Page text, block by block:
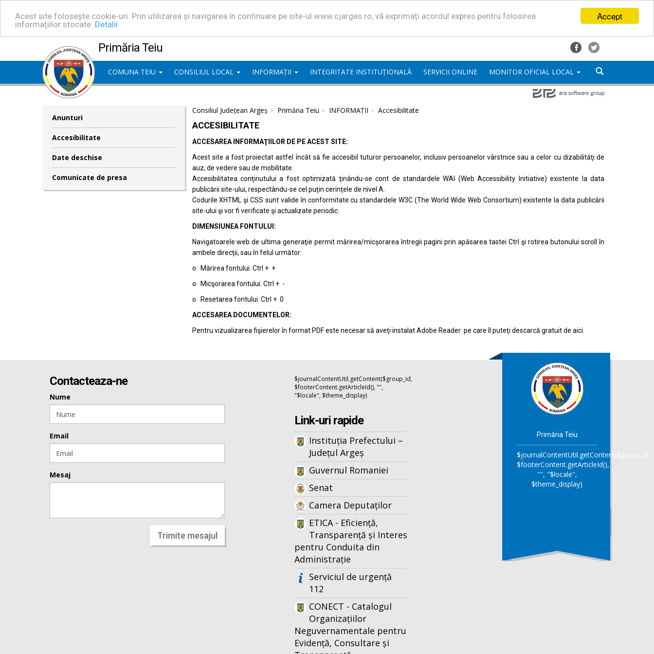
Accept
Acest site folosește cookie-uri. Prin utilizarea și navigarea în continuare pe site-ul www.cjarges.ro, vă exprimați acordul expres pentru folosirea
informațiilor stocate. Detalii
Primăria Teiu
COMUNA TEIU CONSILIUL LOCAL INFORMAȚII INTEGRITATE INSTITUȚIONALĂ SERVICII ONLINE MONITOR OFICIAL LOCAL
Anunturi
Accesibilitate
Date deschise
Comunicate de presa
Consiliul Județean Argeș Primăria Teiu INFORMAȚII Accesibilitate
ACCESIBILITATE
ACCESAREA INFORMAŢIILOR DE PE ACEST SITE:
Acest site a fost proiectat astfel încât să fie accesibil tuturor persoanelor, inclusiv persoanelor vârstnice sau a celor cu dizabilităţi de
auz, de vedere sau de mobilitate.
Accesibilitatea conţinutului a fost optimizată ţinându-se cont de standardeleWAI (Web Accessibility Initiative) existente la data
publicării site-ului, respectându-se cel puţin cerinţele de nivel A.
Codurile XHTML şi CSS sunt valide în conformitate cu standardeleW3C (The World Wide Web Consortium) existente la data publicării
site-ului şi vor fi verificate şi actualizate periodic.
DIMENSIUNEA FONTULUI:
Navigatoarele web de ultima generaţie permit mărirea/micşorarea întregii pagini prin apăsarea tastei Ctrl şi rotirea butonului scroll în
ambele direcţii, sau în felul următor:
o Mărirea fontului: Ctrl + +
o Micşorarea fontului: Ctrl + -
o Resetarea fontului: Ctrl + 0
ACCESAREA DOCUMENTELOR:
Pentru vizualizarea fişierelor în format PDF este necesar să aveţi instalat Adobe Reader pe care îl puteţi descarcă gratuit de aici.
Contacteaza-ne
Nume
Email
Mesaj
Trimite mesajul
$journalContentUtil.getContent($group_id,
$footerContent.getArticleId(), "",
"$locale", $theme_display)
Link-uri rapide
Instituția Prefectului –
Județul Argeș
Guvernul Romaniei
Senat
Camera Deputaților
ETICA - Eficiență,
Transparență și Interes
pentru Conduita din
Administrație
Serviciul de urgență
112
CONECT - Catalogul
Organizațiilor
Neguvernamentale pentru
Evidență, Consultare și
Primăria Teiu
$journalContentUtil.getContent($group_id,
$footerContent.getArticleId(),
"", "$locale",
$theme_display)